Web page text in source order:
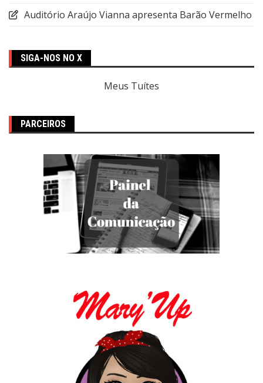
Auditório Araújo Vianna apresenta Barão Vermelho
SIGA-NOS NO X
Meus Tuítes
PARCEIROS